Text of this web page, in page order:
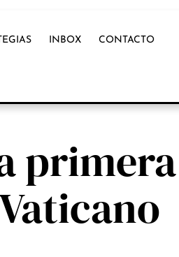
INBOX CONTACTO
primera